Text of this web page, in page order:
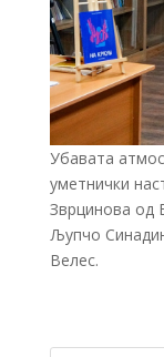
Убавата
уметнички
Зврцинова од
Љупчо
Велес.